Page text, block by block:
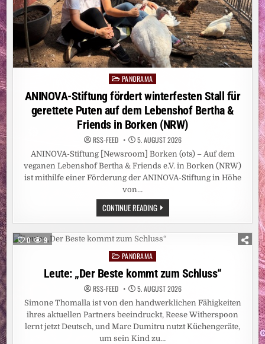
Posted
in
PANORAMA
ANINOVA-Stiftung fördert winterfesten Stall für
gerettete Puten auf dem Lebenshof Bertha &
Friends in Borken (NRW)
RSS-FEED 5. AUGUST 2026
ANINOVA-Stiftung [Newsroom] Borken (ots) – Auf dem
veganen Lebenshof Bertha & Friends e.V. in Borken (NRW)
ist mithilfe einer Förderung der ANINOVA-Stiftung in Höhe
von…
CONTINUE READINGANINOVA-
STIFTUNG
FÖRDERT
WINTERFESTEN
STALL
AUF
DEM
LEBENSHOF
BERTHA
&
FRIENDS
IN
BORKEN
(NRW)
0 9
Posted
in
PANORAMA
Leute: „Der Beste kommt zum Schluss“
RSS-FEED 5. AUGUST 2026
Simone Thomalla ist von den handwerklichen Fähigkeiten
ihres aktuellen Partners beeindruckt, Reese Witherspoon
lernt jetzt Deutsch, und Marc Dumitru nutzt Küchengeräte,
um sein Kind zu…